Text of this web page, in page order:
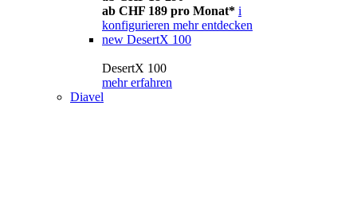
ab CHF 189 pro Monat* i
konfigurieren mehr entdecken
new DesertX 100
DesertX 100
mehr erfahren
Diavel